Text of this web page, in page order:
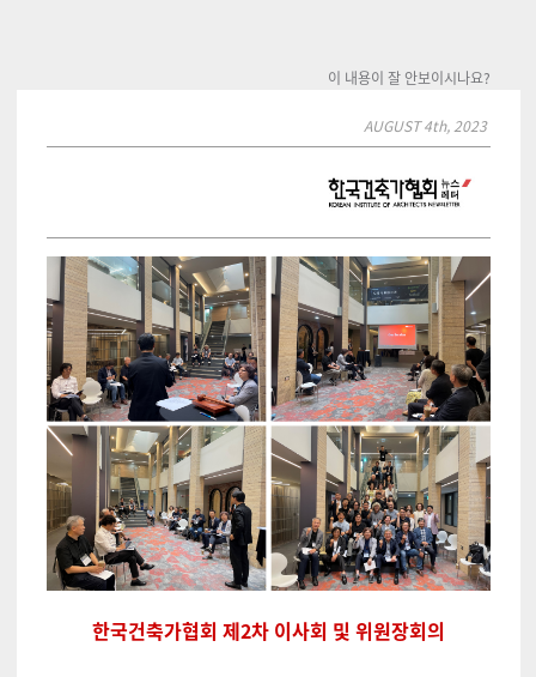
이 내용이 잘 안보이시나요?
AUGUST 4th, 2023
한국건축가협회 제2차 이사회 및 위원장회의